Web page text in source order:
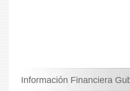
Información Financiera